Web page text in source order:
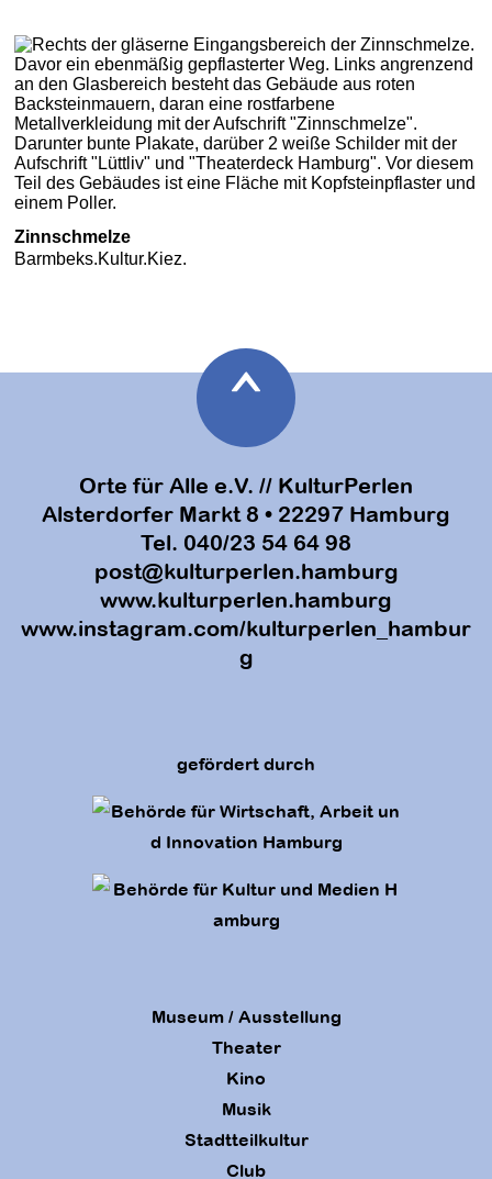
Zinnschmelze
Barmbeks.Kultur.Kiez.
Orte für Alle e.V. // KulturPerlen
Alsterdorfer Markt 8 • 22297 Hamburg
Tel. 040/23 54 64 98
post@kulturperlen.hamburg
www.kulturperlen.hamburg
www.instagram.com/kulturperlen_hambur
g
gefördert durch
Museum / Ausstellung
Theater
Kino
Musik
Stadtteilkultur
Club